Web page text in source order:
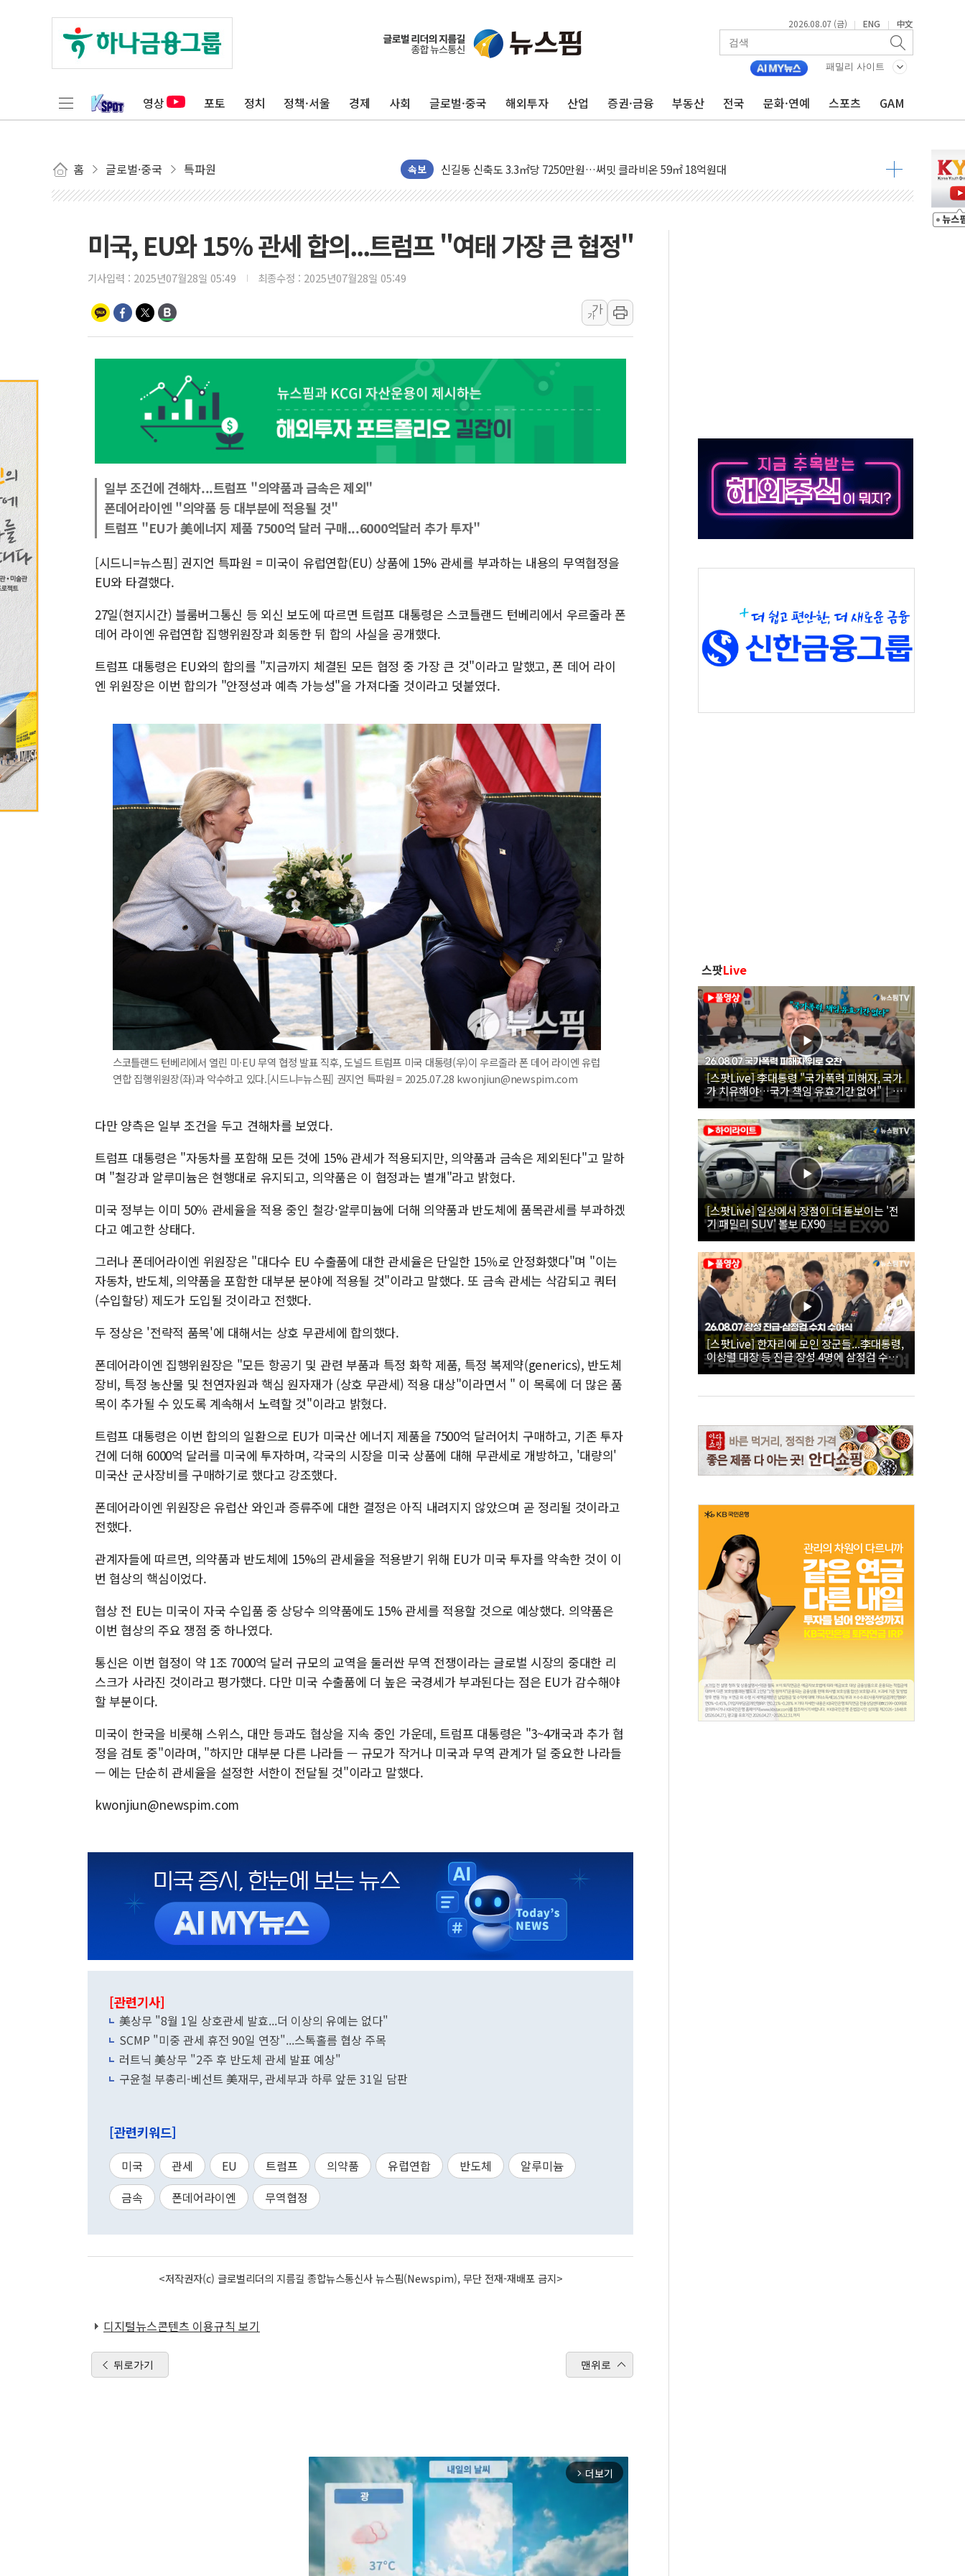
2026.08.07 (금) | ENG | 中文
패밀리 사이트
영상 포토 정치 정책·서울 경제 사회 글로벌·중국 해외투자 산업 증권·금융 부동산 전국 문화·연예 스포츠 GAM
홈 글로벌·중국 특파원 속보
폭염 누그러지고 가뭄 숙지나...경북동해안권 8~9일 최대 100mm 호우
사우디·튀르키예·파키스탄, '공동방위협정' 체결… 수니파 국가들의 새 안보 협력 구도
용산공원·그린벨트로 또 충돌…반복되는 국토부-서울시 '정책 엇박자'
[AI 부동산 투데이] 특공 전략도 '극과 극'…생애최초만 경쟁 치열
[베트남 증시] 유동성 부진 지속, 강보합 마감...석유·가스주 올랐지만 빈그룹이 상쇄
'찜통더위'에 전력수요 역대 최고치 경신…한낮 총수요 104.3GW 기록
42.5도 역대급 폭염…동물들도 특별식으로 여름나기 [뉴스핌 줌인]
경찰, 9월부터 '가족 사건' 못 맡는다…상피제 실시
포스코홀딩스, 포스코인터·DX 지분 일부 매각
태국 학교서 중학생 총기 난사...최소 7명 사망
40.2도 찍은 서울 등 폭염중대경보 해제…누적 온열질환자 2872명
"文정부 악몽 재현 안돼"...李 부동산 세제안에 與 내부서 '총선·대선 직격탄' 우려
신세계사이먼 '대구 프리미엄 아울렛' 건립 '본궤도'
李대통령, 호우 피해 경북 안동·의성 특별재난지역 선포
'변기 수리' 집주인에게 흉기 휘두른 30대 세입자…경찰, 현행범 체포
미국, EU와 15% 관세 합의...트럼프 "여태 가장 큰 협정"
기사입력 : 2025년07월28일 05:49 최종수정 : 2025년07월28일 05:49
가
가
일부 조건에 견해차...트럼프 "의약품과 금속은 제외"
폰데어라이엔 "의약품 등 대부분에 적용될 것"
트럼프 "EU가 美에너지 제품 7500억 달러 구매...6000억달러 추가 투자"
[시드니=뉴스핌] 권지언 특파원 = 미국이 유럽연합(EU) 상품에 15% 관세를 부과하는 내용의 무역협정을
EU와 타결했다.
27일(현지시간) 블룸버그통신 등 외신 보도에 따르면 트럼프 대통령은 스코틀랜드 턴베리에서 우르줄라 폰
데어 라이엔 유럽연합 집행위원장과 회동한 뒤 합의 사실을 공개했다.
트럼프 대통령은 EU와의 합의를 "지금까지 체결된 모든 협정 중 가장 큰 것"이라고 말했고, 폰 데어 라이
엔 위원장은 이번 합의가 "안정성과 예측 가능성"을 가져다줄 것이라고 덧붙였다.
스코틀랜드 턴베리에서 열린 미·EU 무역 협정 발표 직후, 도널드 트럼프 미국 대통령(우)이 우르줄라 폰 데어 라이엔 유럽
연합 집행위원장(좌)과 악수하고 있다.[시드니=뉴스핌] 권지언 특파원 = 2025.07.28 kwonjiun@newspim.com
다만 양측은 일부 조건을 두고 견해차를 보였다.
트럼프 대통령은 "자동차를 포함해 모든 것에 15% 관세가 적용되지만, 의약품과 금속은 제외된다"고 말하
며 "철강과 알루미늄은 현행대로 유지되고, 의약품은 이 협정과는 별개"라고 밝혔다.
미국 정부는 이미 50％ 관세율을 적용 중인 철강·알루미늄에 더해 의약품과 반도체에 품목관세를 부과하겠
다고 예고한 상태다.
그러나 폰데어라이엔 위원장은 "대다수 EU 수출품에 대한 관세율은 단일한 15％로 안정화했다"며 "이는
자동차, 반도체, 의약품을 포함한 대부분 분야에 적용될 것"이라고 말했다. 또 금속 관세는 삭감되고 쿼터
(수입할당) 제도가 도입될 것이라고 전했다.
두 정상은 '전략적 품목'에 대해서는 상호 무관세에 합의했다.
폰데어라이엔 집행위원장은 "모든 항공기 및 관련 부품과 특정 화학 제품, 특정 복제약(generics), 반도체
장비, 특정 농산물 및 천연자원과 핵심 원자재가 (상호 무관세) 적용 대상"이라면서 " 이 목록에 더 많은 품
목이 추가될 수 있도록 계속해서 노력할 것"이라고 밝혔다.
트럼프 대통령은 이번 합의의 일환으로 EU가 미국산 에너지 제품을 7500억 달러어치 구매하고, 기존 투자
건에 더해 6000억 달러를 미국에 투자하며, 각국의 시장을 미국 상품에 대해 무관세로 개방하고, '대량의'
미국산 군사장비를 구매하기로 했다고 강조했다.
폰데어라이엔 위원장은 유럽산 와인과 증류주에 대한 결정은 아직 내려지지 않았으며 곧 정리될 것이라고
전했다.
관계자들에 따르면, 의약품과 반도체에 15%의 관세율을 적용받기 위해 EU가 미국 투자를 약속한 것이 이
번 협상의 핵심이었다.
협상 전 EU는 미국이 자국 수입품 중 상당수 의약품에도 15% 관세를 적용할 것으로 예상했다. 의약품은
이번 협상의 주요 쟁점 중 하나였다.
통신은 이번 협정이 약 1조 7000억 달러 규모의 교역을 둘러싼 무역 전쟁이라는 글로벌 시장의 중대한 리
스크가 사라진 것이라고 평가했다. 다만 미국 수출품에 더 높은 국경세가 부과된다는 점은 EU가 감수해야
할 부분이다.
미국이 한국을 비롯해 스위스, 대만 등과도 협상을 지속 중인 가운데, 트럼프 대통령은 "3~4개국과 추가 협
정을 검토 중"이라며, "하지만 대부분 다른 나라들 — 규모가 작거나 미국과 무역 관계가 덜 중요한 나라들
— 에는 단순히 관세율을 설정한 서한이 전달될 것"이라고 말했다.
kwonjiun@newspim.com
[관련기사]
美상무 "8월 1일 상호관세 발효...더 이상의 유예는 없다"
SCMP "미중 관세 휴전 90일 연장"...스톡홀름 협상 주목
러트닉 美상무 "2주 후 반도체 관세 발표 예상"
구윤철 부총리-베선트 美재무, 관세부과 하루 앞둔 31일 담판
[관련키워드]
미국 관세 EU 트럼프 의약품 유럽연합 반도체
알루미늄
금속
폰데어라이엔 무역협정
<저작권자(c) 글로벌리더의 지름길 종합뉴스통신사 뉴스핌(Newspim), 무단 전재-재배포 금지>
디지털뉴스콘텐츠 이용규칙 보기
뒤로가기 맨위로
arrow_forward_ios 더보기
스팟Live
[스팟Live] 李대통령 "국가폭력 피해자, 국가
가 치유해야…국가 책임 유효기간 없어"｜
26.08.07 국가폭력 피해자 위로 오찬
[스팟Live] 일상에서 장점이 더 돋보이는 '전
기 패밀리 SUV' 볼보 EX90
[스팟Live] 한자리에 모인 장군들...李대통령,
이상렬 대장 등 진급 장성 4명에 삼정검 수치
직접 수여｜26.08.07 장성 진급·삼정검 수치